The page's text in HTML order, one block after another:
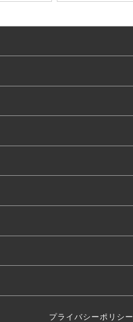
プライバシーポリシー